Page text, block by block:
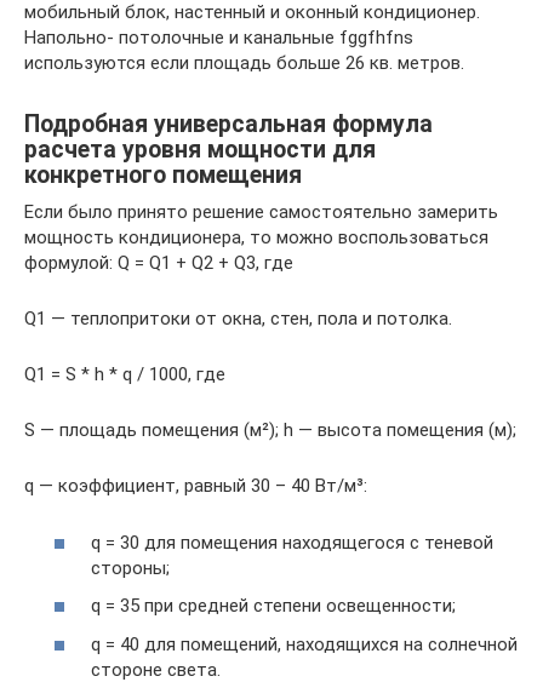
мобильный блок, настенный и оконный кондиционер.
Напольно- потолочные и канальные fggfhfns
используются если площадь больше 26 кв. метров.
Подробная универсальная формула
расчета уровня мощности для
конкретного помещения
Если было принято решение самостоятельно замерить
мощность кондиционера, то можно воспользоваться
формулой: Q = Q1 + Q2 + Q3, где
Q1 — теплопритоки от окна, стен, пола и потолка.
Q1 = S * h * q / 1000, где
S — площадь помещения (м²); h — высота помещения (м);
q — коэффициент, равный 30 – 40 Вт/м³:
q = 30 для помещения находящегося с теневой
стороны;
q = 35 при средней степени освещенности;
q = 40 для помещений, находящихся на солнечной
стороне света.